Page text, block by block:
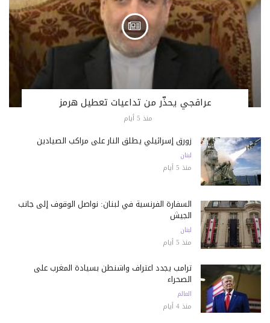
عراقجي يحذّر من تداعيات تعطيل هرمز
منذ 5 أيام
زورق إسرائيلي يطلق النار على مراكب الصيادين
لبنان
منذ 5 أيام
السفارة الفرنسية في لبنان: نواصل الوقوف إلى جانب
الجيش
لبنان
منذ 5 أيام
ترامب يجدد اعتراف واشنطن بسيادة المغرب على
الصحراء
العالم
منذ 4 أيام